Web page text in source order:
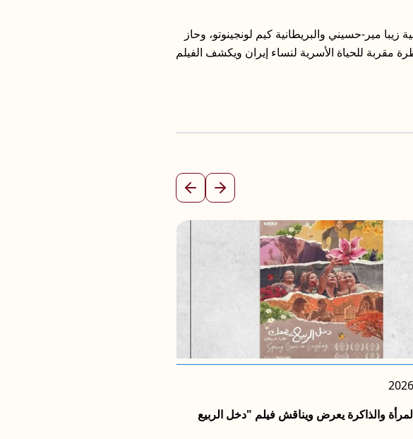
1998 من إخراج الإيرانية زيبا مير-حسيني والبريطانية كيم لونجينوتو، وحاز
مقربة للحياة الأسرية لنساء إيران ويكشف الفيلم
والذاكرة يعرض ويناقش فيلم "دخل الربيع
السابق التالي